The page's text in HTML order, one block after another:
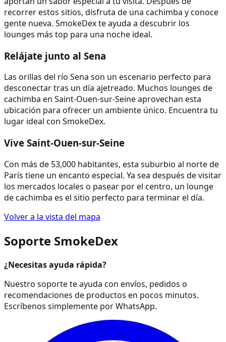
recorrer estos sitios, disfruta de una cachimba y conoce
gente nueva. SmokeDex te ayuda a descubrir los
lounges más top para una noche ideal.
Relájate junto al Sena
Las orillas del río Sena son un escenario perfecto para
desconectar tras un día ajetreado. Muchos lounges de
cachimba en Saint-Ouen-sur-Seine aprovechan esta
ubicación para ofrecer un ambiente único. Encuentra tu
lugar ideal con SmokeDex.
Vive Saint-Ouen-sur-Seine
Con más de 53,000 habitantes, esta suburbio al norte de
París tiene un encanto especial. Ya sea después de visitar
los mercados locales o pasear por el centro, un lounge
de cachimba es el sitio perfecto para terminar el día.
Volver a la vista del mapa
Soporte SmokeDex
¿Necesitas ayuda rápida?
Nuestro soporte te ayuda con envíos, pedidos o
recomendaciones de productos en pocos minutos.
Escríbenos simplemente por WhatsApp.